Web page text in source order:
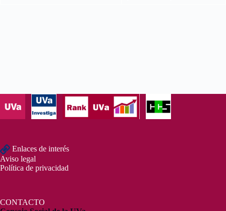
Enlaces de interés
Aviso legal
Política de privacidad
CONTACTO